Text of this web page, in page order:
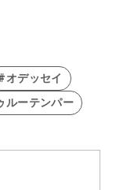
オデッセイ
ルーテンパー